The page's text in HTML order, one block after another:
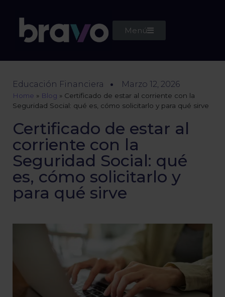
Menú
Educación Financiera Marzo 12, 2026
Home » Blog » Certificado de estar al corriente con la
Seguridad Social: qué es, cómo solicitarlo y para qué sirve
Certificado de estar al
corriente con la
Seguridad Social: qué
es, cómo solicitarlo y
para qué sirve